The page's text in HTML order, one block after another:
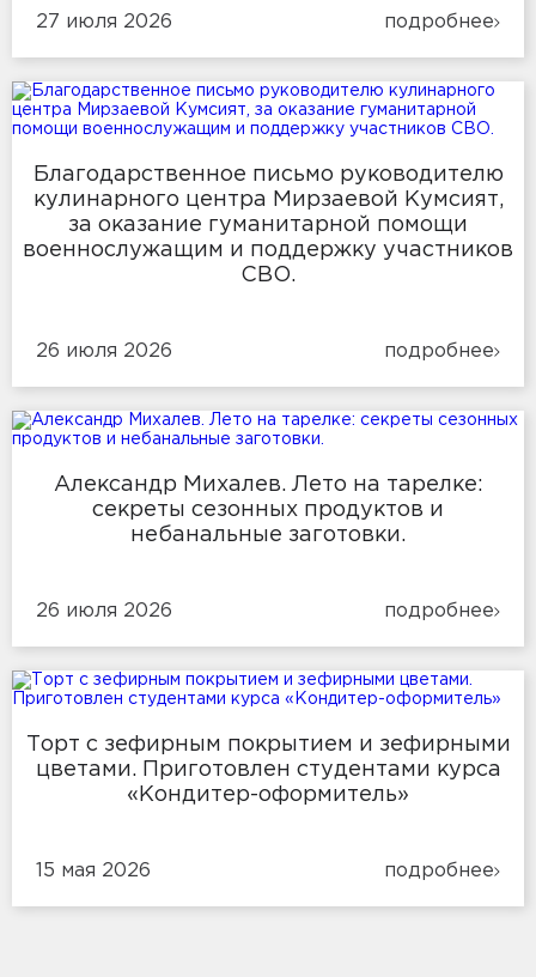
27 июля 2026 подробнее
Благодарственное письмо руководителю
кулинарного центра Мирзаевой Кумсият,
за оказание гуманитарной помощи
военнослужащим и поддержку участников
СВО.
26 июля 2026 подробнее
Александр Михалев. Лето на тарелке:
секреты сезонных продуктов и
небанальные заготовки.
26 июля 2026 подробнее
Торт с зефирным покрытием и зефирными
цветами. Приготовлен студентами курса
«Кондитер-оформитель»
15 мая 2026 подробнее